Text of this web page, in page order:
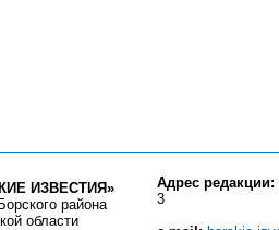
ИЗВЕСТИЯ»
района
области
Адрес редакции:
3